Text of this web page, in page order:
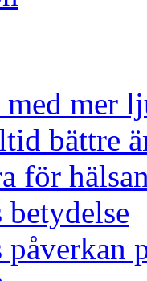
mer
bättre
för
betydelse
påverkan